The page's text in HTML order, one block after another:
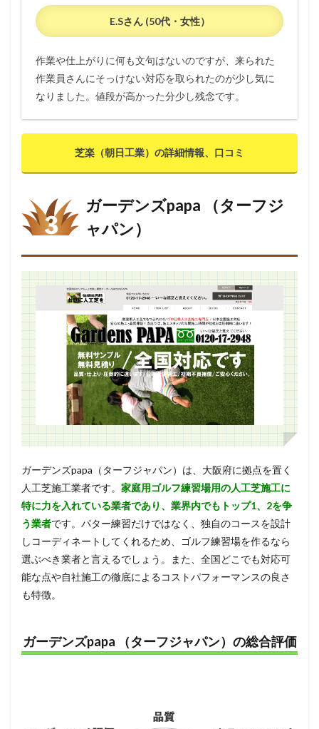
E.Sさん (50代・女性）
作業や仕上がりに何も文句はないのですが、来られた
作業員さんにそっけない対応を取られたのが少し気に
なりました。値段が高かった分少し残念です。
芝楽（朝日工業）の詳細情報、口コミ
ガーデンズpapa （ターフジ
ャパン）
ガーデンズpapa（ターフジャパン）は、大阪府に拠点を置く
人工芝施工業者です。 家庭用ゴルフ練習場用の人工芝施工に
特に力を入れている業者であり、業界内でもトップ1、2を争
う業者です。パター練習だけではなく、独自のコースを設計
しコーディネートしてくれるため、ゴルフ練習場を作るなら
選ぶべき業者と言えるでしょう。また、全国どこでも対応可
能な点や自社施工の徹底によるコストパフォーマンスの良さ
も特徴。
ガーデンズpapa （ターフジャパン）の総合評価